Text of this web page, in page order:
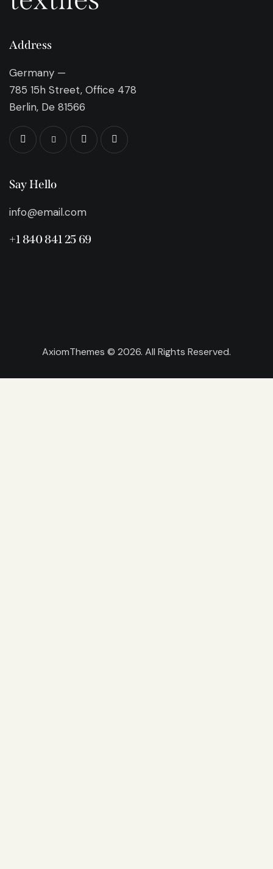
Address
Germany —
785 15h Street, Office 478
Berlin, De 81566
Say Hello
info@email.com
+1 840 841 25 69
AxiomThemes © 2026. All Rights Reserved.